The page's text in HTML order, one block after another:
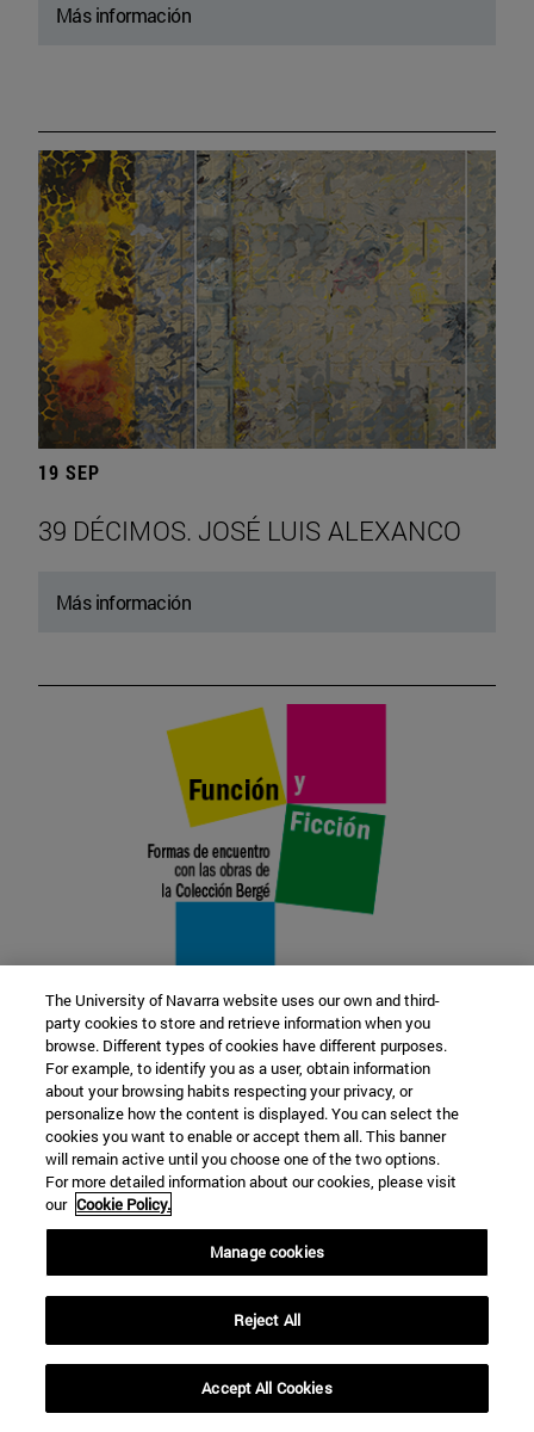
Más información
19 SEP
39 DÉCIMOS. JOSÉ LUIS ALEXANCO
Más información
22 SEP
FUNCIÓN Y FICCIÓN. Varios artistas
Más información
The University of Navarra website uses our own and third-
party cookies to store and retrieve information when you
browse. Different types of cookies have different purposes.
For example, to identify you as a user, obtain information
about your browsing habits respecting your privacy, or
personalize how the content is displayed. You can select the
cookies you want to enable or accept them all. This banner
will remain active until you choose one of the two options.
For more detailed information about our cookies, please visit
our Cookie Policy.
Manage cookies
Reject All
Accept All Cookies